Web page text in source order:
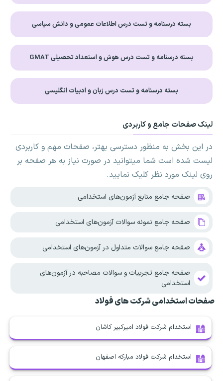
بسته درسنامه و تست درس اطلاعات عمومی و دانش سیاسی
بسته درسنامه و تست درس هوش و استعداد تحصیلی GMAT
بسته درسنامه و تست درس زبان و ادبیات انگلیسی
لینک صفحات جامع و کاربردی
در این بخش به منظور دسترسی بهتر، صفحات مهم و کاربردی
لیست شده است شما میتوانید در صورت نیاز به هر صفحه بر
روی لینک مورد نظر کلیک نمایید.
صفحه جامع منابع آزمون‌های استخدامی
صفحه جامع نمونه سوالات آزمون‌های استخدامی
صفحه جامع سوالات متداول در آزمون‌های استخدامی
صفحه جامع تجربیات و سوالات مصاحبه در آزمون‌های
استخدامی
صفحات استخدامی شرکت های فولاد
استخدام شرکت فولاد امیرکبیر کاشان
استخدام شرکت فولاد مبارکه اصفهان